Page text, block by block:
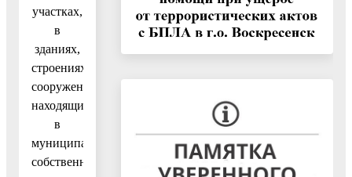
участках,
в
зданиях,
строениях,
сооружениях,
находящихся
в
муниципальной
собственности,